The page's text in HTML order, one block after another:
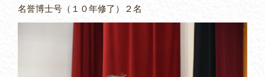
名誉博士号（１０年修了）２名